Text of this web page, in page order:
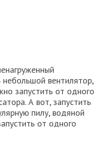
небольшой вентилятор,
запустить от одного
А вот, запустить
пилу, водяной
от одного